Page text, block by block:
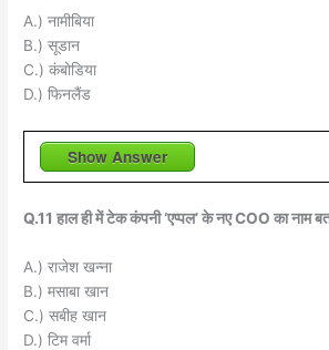
A.) नामीबिया
B.) सूडान
C.) कंबोडिया
D.) फिनलैंड
Show Answer
Q.11 हाल ही में टेक कंपनी ‘एप्पल’ के नए COO का नाम
A.) राजेश खन्ना
B.) मसाबा खान
C.) सबीह खान
D.) टिम वर्मा